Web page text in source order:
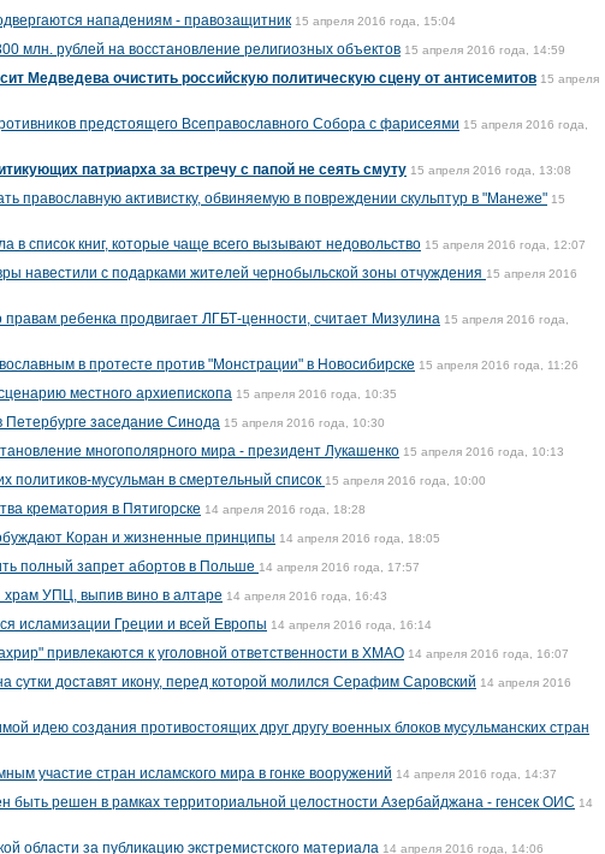
нападениям - правозащитник 15 апреля 2016 года, 15:04
млн. рублей на восстановление религиозных объектов 15 апреля 2016 года, 14:59
Медведева очистить российскую политическую сцену от антисемитов 15 апреля
предстоящего Всеправославного Собора с фарисеями 15 апреля 2016 года,
патриарха за встречу с папой не сеять смуту 15 апреля 2016 года, 13:08
православную активистку, обвиняемую в повреждении скульптур в "Манеже" 15
в список книг, которые чаще всего вызывают недовольство 15 апреля 2016 года, 12:07
навестили с подарками жителей чернобыльской зоны отчуждения 15 апреля 2016
ребенка продвигает ЛГБТ-ценности, считает Мизулина 15 апреля 2016 года,
в протесте против "Монстрации" в Новосибирске 15 апреля 2016 года, 11:26
местного архиепископа 15 апреля 2016 года, 10:35
Петербурге заседание Синода 15 апреля 2016 года, 10:30
многополярного мира - президент Лукашенко 15 апреля 2016 года, 10:13
политиков-мусульман в смертельный список 15 апреля 2016 года, 10:00
крематория в Пятигорске 14 апреля 2016 года, 18:28
Коран и жизненные принципы 14 апреля 2016 года, 18:05
полный запрет абортов в Польше 14 апреля 2016 года, 17:57
храм УПЦ, выпив вино в алтаре 14 апреля 2016 года, 16:43
исламизации Греции и всей Европы 14 апреля 2016 года, 16:14
привлекаются к уголовной ответственности в ХМАО 14 апреля 2016 года, 16:07
сутки доставят икону, перед которой молился Серафим Саровский 14 апреля 2016
идею создания противостоящих друг другу военных блоков мусульманских стран
участие стран исламского мира в гонке вооружений 14 апреля 2016 года, 14:37
быть решен в рамках территориальной целостности Азербайджана - генсек ОИС 14
области за публикацию экстремистского материала 14 апреля 2016 года, 14:06